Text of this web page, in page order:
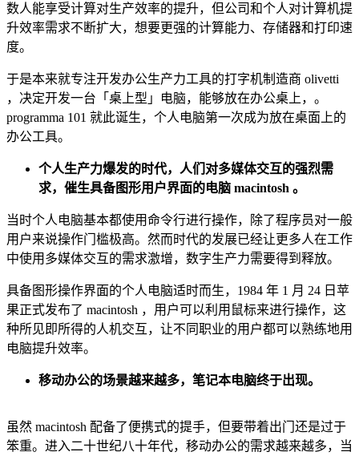
数人能享受计算对生产效率的提升，但公司和个人对计算机提
升效率需求不断扩大，想要更强的计算能力、存储器和打印速
度。
于是本来就专注开发办公生产力工具的打字机制造商 olivetti
，决定开发一台「桌上型」电脑，能够放在办公桌上，。
programma 101 就此诞生，个人电脑第一次成为放在桌面上的
办公工具。
个人生产力爆发的时代，人们对多媒体交互的强烈需
求，催生具备图形用户界面的电脑 macintosh 。
当时个人电脑基本都使用命令行进行操作，除了程序员对一般
用户来说操作门槛极高。然而时代的发展已经让更多人在工作
中使用多媒体交互的需求激增，数字生产力需要得到释放。
具备图形操作界面的个人电脑适时而生，1984 年 1 月 24 日苹
果正式发布了 macintosh ，用户可以利用鼠标来进行操作，这
种所见即所得的人机交互，让不同职业的用户都可以熟练地用
电脑提升效率。
移动办公的场景越来越多，笔记本电脑终于出现。
虽然 macintosh 配备了便携式的提手，但要带着出门还是过于
笨重。进入二十世纪八十年代，移动办公的需求越来越多，当